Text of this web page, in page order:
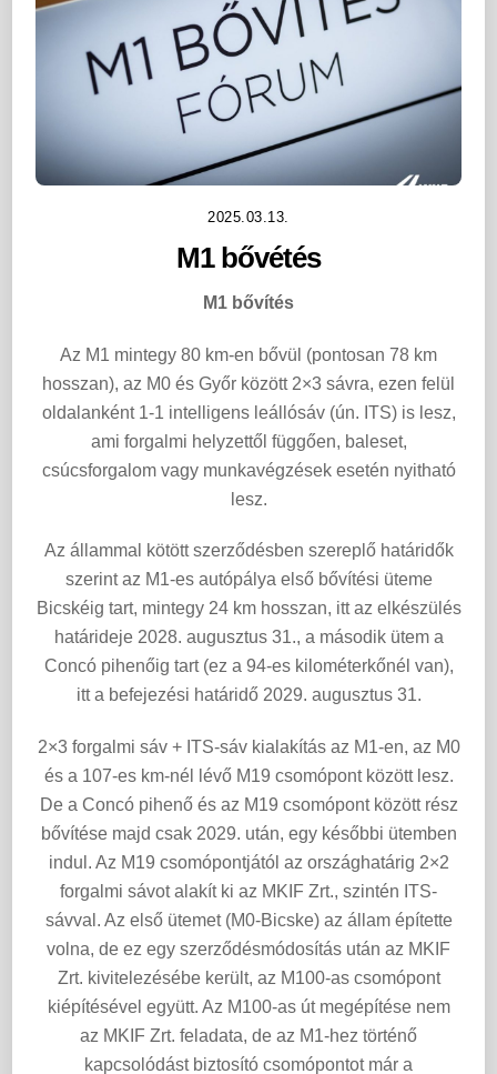
2025.03.13.
M1 bővétés
M1 bővítés
Az M1 mintegy 80 km-en bővül (pontosan 78 km
hosszan), az M0 és Győr között 2×3 sávra, ezen felül
oldalanként 1-1 intelligens leállósáv (ún. ITS) is lesz,
ami forgalmi helyzettől függően, baleset,
csúcsforgalom vagy munkavégzések esetén nyitható
lesz.
Az állammal kötött szerződésben szereplő határidők
szerint az M1-es autópálya első bővítési üteme
Bicskéig tart, mintegy 24 km hosszan, itt az elkészülés
határideje 2028. augusztus 31., a második ütem a
Concó pihenőig tart (ez a 94-es kilométerkőnél van),
itt a befejezési határidő 2029. augusztus 31.
2×3 forgalmi sáv + ITS-sáv kialakítás az M1-en, az M0
és a 107-es km-nél lévő M19 csomópont között lesz.
De a Concó pihenő és az M19 csomópont között rész
bővítése majd csak 2029. után, egy későbbi ütemben
indul. Az M19 csomópontjától az országhatárig 2×2
forgalmi sávot alakít ki az MKIF Zrt., szintén ITS-
sávval. Az első ütemet (M0-Bicske) az állam építette
volna, de ez egy szerződésmódosítás után az MKIF
Zrt. kivitelezésébe került, az M100-as csomópont
kiépítésével együtt. Az M100-as út megépítése nem
az MKIF Zrt. feladata, de az M1-hez történő
kapcsolódást biztosító csomópontot már a